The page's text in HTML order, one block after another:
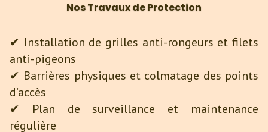
Nos Travaux de Protection
✔ Installation de grilles anti-rongeurs et filets
anti-pigeons
✔ Barrières physiques et colmatage des points
d’accès
✔ Plan de surveillance et maintenance
régulière